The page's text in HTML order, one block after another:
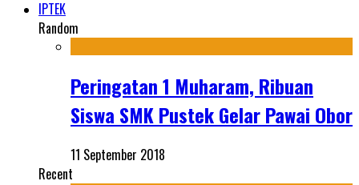
IPTEK
Random
Peringatan 1 Muharam, Ribuan
Siswa SMK Pustek Gelar Pawai Obor
11 September 2018
Recent